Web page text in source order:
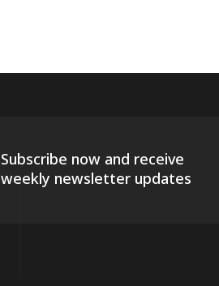
Subscribe now and receive
weekly newsletter updates